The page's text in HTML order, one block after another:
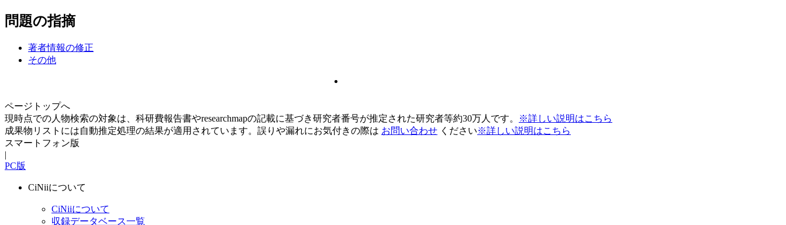
問題の指摘
著者情報の修正
その他
ページトップへ
現時点での人物検索の対象は、科研費報告書やresearchmapの記載に基づき研究者番号が推定された研究者等約30万人です。
※詳しい説明はこちら
成果物リストには自動推定処理の結果が適用されています。誤りや漏れにお気付きの際は お問い合わせ ください※詳しい説明はこちら
スマートフォン版
|
PC版
CiNiiについて
CiNiiについて
収録データベース一覧